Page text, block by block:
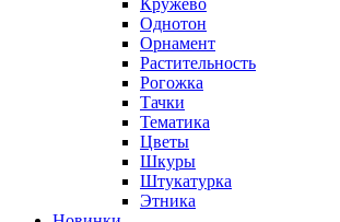
Кружево
Однотон
Орнамент
Растительность
Рогожка
Тачки
Тематика
Цветы
Шкуры
Штукатурка
Этника